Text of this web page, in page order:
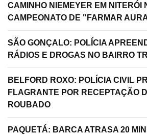
CAMINHO NIEMEYER EM NITERÓI
CAMPEONATO DE "FARMAR
SÃO GONÇALO: POLÍCIA
RÁDIOS E DROGAS NO BAIRRO
BELFORD ROXO: POLÍCIA CIVIL
FLAGRANTE POR RECEPTAÇÃO
ROUBADO
PAQUETÁ: BARCA ATRASA 20